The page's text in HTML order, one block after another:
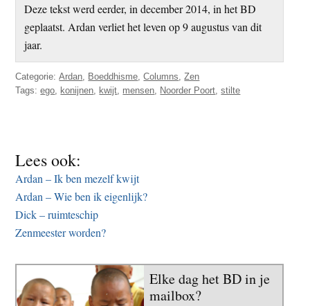
Deze tekst werd eerder, in december 2014, in het BD
geplaatst. Ardan verliet het leven op 9 augustus van dit
jaar.
Categorie:Ardan, Boeddhisme,Columns,Zen
Tags:ego, konijnen, kwijt, mensen, Noorder Poort,stilte
Lees ook:
Ardan – Ik ben mezelf kwijt
Ardan – Wie ben ik eigenlijk?
Dick – ruimteschip
Zenmeester worden?
Elke dag het BD in je
mailbox?